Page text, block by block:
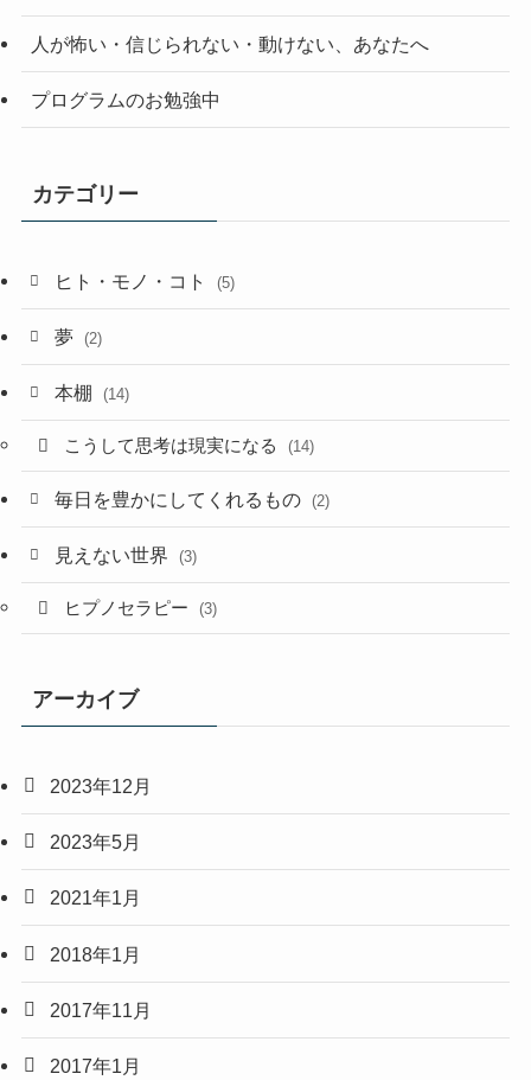
人が怖い・信じられない・動けない、あなたへ
プログラムのお勉強中
カテゴリー
ヒト・モノ・コト (5)
夢 (2)
本棚 (14)
こうして思考は現実になる (14)
毎日を豊かにしてくれるもの (2)
見えない世界 (3)
ヒプノセラピー (3)
アーカイブ
2023年12月
2023年5月
2021年1月
2018年1月
2017年11月
2017年1月